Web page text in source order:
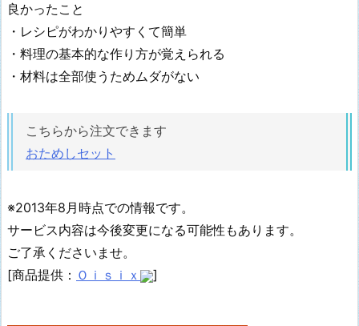
良かったこと
・レシピがわかりやすくて簡単
・料理の基本的な作り方が覚えられる
・材料は全部使うためムダがない
こちらから注文できます
おためしセット
※2013年8月時点での情報です。
サービス内容は今後変更になる可能性もあります。
ご了承くださいませ。
[商品提供： Ｏｉｓｉｘ ]